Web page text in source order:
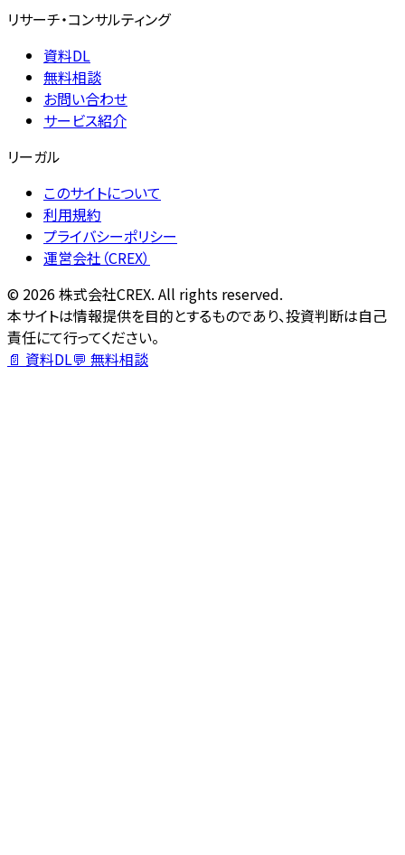
リサーチ・コンサルティング
資料DL
無料相談
お問い合わせ
サービス紹介
リーガル
このサイトについて
利用規約
プライバシーポリシー
運営会社（CREX）
© 2026株式会社CREX. All rights reserved.
本サイトは情報提供を目的とするものであり、投資判断は自己
責任にて行ってください。
📄 資料DL💬 無料相談